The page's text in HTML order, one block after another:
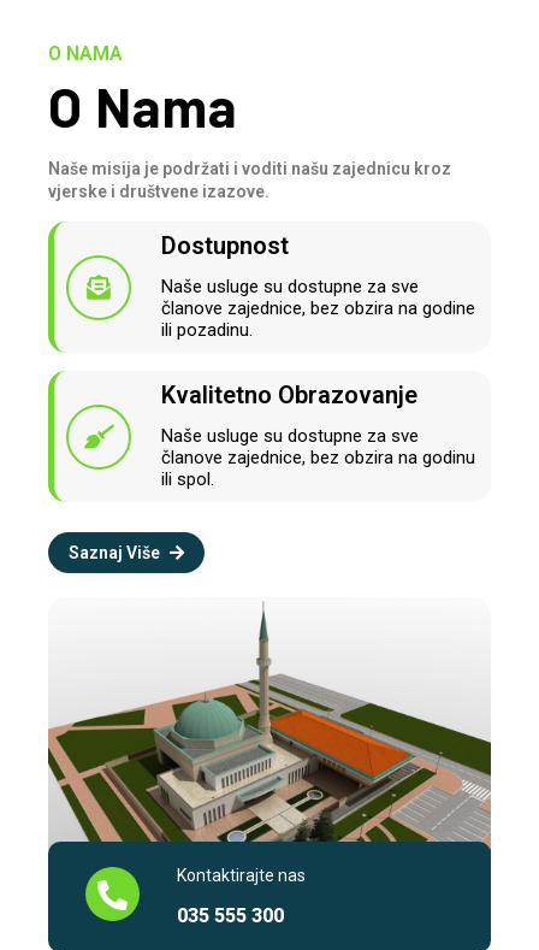
Kontaktirajte nas
035 555 300
O NAMA
O Nama
Naše misija je podržati i voditi našu zajednicu kroz
vjerske i društvene izazove.
Dostupnost
Naše usluge su dostupne za sve
članove zajednice, bez obzira na godine
ili pozadinu.
Kvalitetno Obrazovanje
Naše usluge su dostupne za sve
članove zajednice, bez obzira na godinu
ili spol.
Saznaj Više